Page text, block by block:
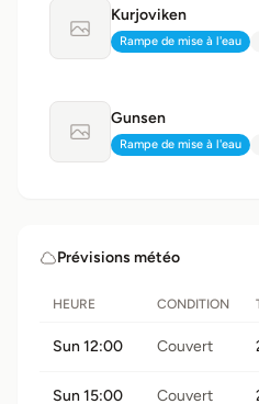
Aucune photo
Kurjoviken
Type:
Rampe de mise à l'eau
Aucune photo
Gunsen
Type:
Rampe de mise à l'eau
Prévisions météo
HEURE CONDITION
Sun 12:00 Couvert
Sun 15:00 Couvert